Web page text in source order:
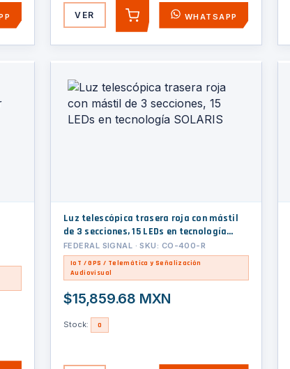
VER AGREGARWHATSAPP
Luz telescópica trasera roja con mástil
de 3 secciones, 15 LEDs en tecnología
SOLARIS
FEDERAL SIGNAL · SKU: CO-400-R
IoT / GPS / Telemática y Señalización
Audiovisual
$15,859.68 MXN
Stock: 0